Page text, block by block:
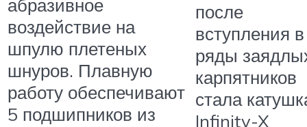
абразивное
воздействие на
шпулю плетеных
шнуров. Плавную
работу обеспечивают
5 подшипников из
после
вступления в
ряды
карпятников
стала
Infinity-X